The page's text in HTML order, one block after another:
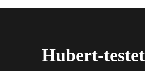
Hubert-testet